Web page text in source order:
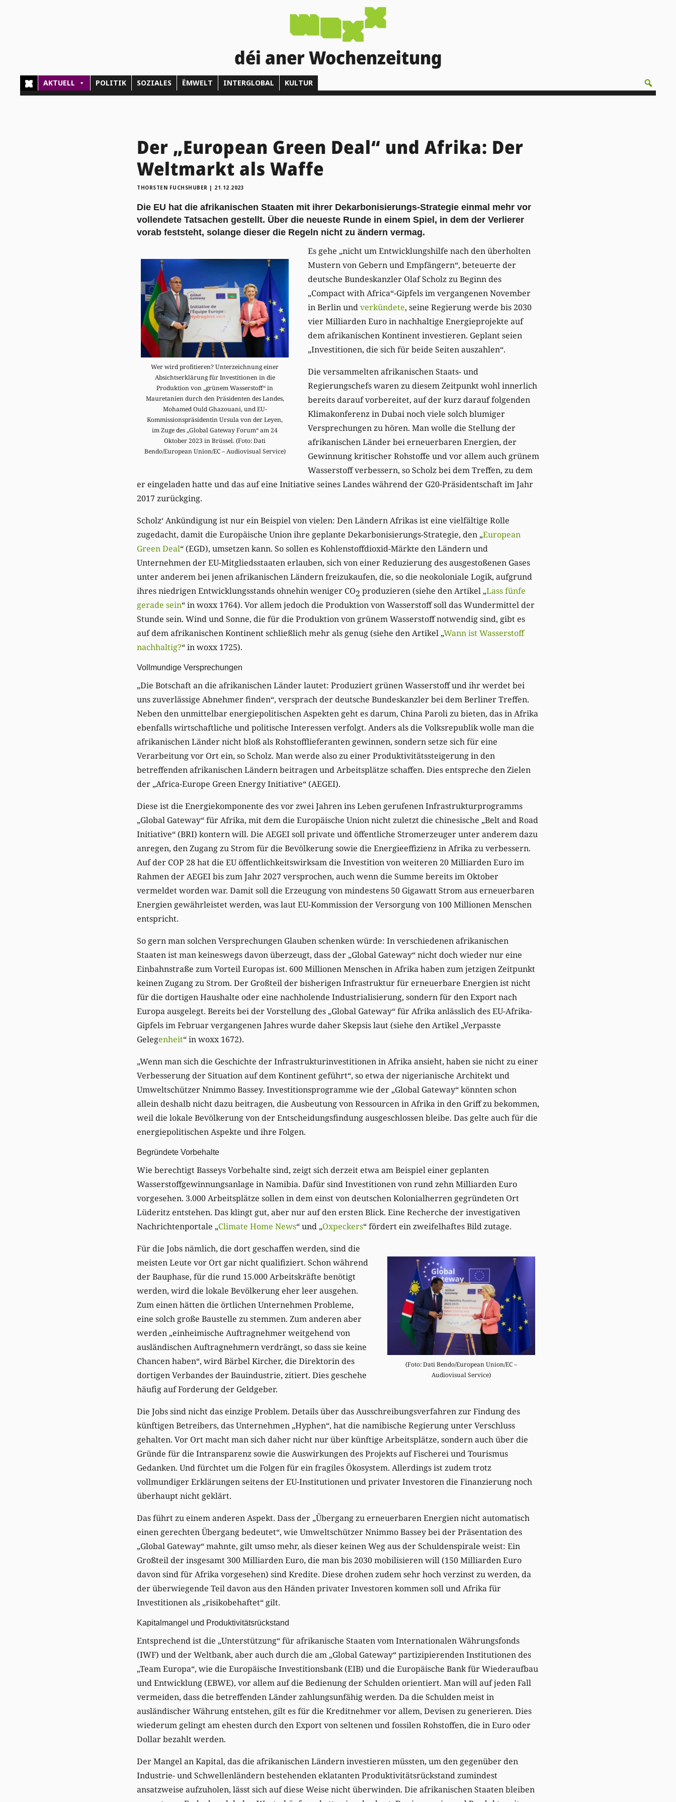
déi aner Wochenzeitung
AKTUELL POLITIK SOZIALES ËMWELT INTERGLOBAL KULTUR
Der „European Green Deal“ und Afrika: Der
Weltmarkt als Waffe
THORSTEN FUCHSHUBER | 21.12.2023
Die EU hat die afrikanischen Staaten mit ihrer Dekarbonisierungs-Strategie einmal mehr vor
vollendete Tatsachen gestellt. Über die neueste Runde in einem Spiel, in dem der Verlierer
vorab feststeht, solange dieser die Regeln nicht zu ändern vermag.
Wer wird profitieren? Unterzeichnung einer
Absichtserklärung für Investitionen in die
Produktion von „grünem Wasserstoff“ in
Mauretanien durch den Präsidenten des Landes,
Mohamed Ould Ghazouani, und EU-
Kommissionspräsidentin Ursula von der Leyen,
im Zuge des „Global Gateway Forum“ am 24
Oktober 2023 in Brüssel. (Foto: Dati
Bendo/European Union/EC – Audiovisual Service)
Es gehe „nicht um Entwicklungshilfe nach den überholten
Mustern von Gebern und Empfängern“, beteuerte der
deutsche Bundeskanzler Olaf Scholz zu Beginn des
„Compact with Africa“-Gipfels im vergangenen November
in Berlin undverkündete, seine Regierung werde bis 2030
vier Milliarden Euro in nachhaltige Energieprojekte auf
dem afrikanischen Kontinent investieren. Geplant seien
„Investitionen, die sich für beide Seiten auszahlen“.
Die versammelten afrikanischen Staats- und
Regierungschefs waren zu diesem Zeitpunkt wohl innerlich
bereits darauf vorbereitet, auf der kurz darauf folgenden
Klimakonferenz in Dubai noch viele solch blumiger
Versprechungen zu hören. Man wolle die Stellung der
afrikanischen Länder bei erneuerbaren Energien, der
Gewinnung kritischer Rohstoffe und vor allem auch grünem
Wasserstoff verbessern, so Scholz bei dem Treffen, zu dem
er eingeladen hatte und das auf eine Initiative seines Landes während der G20-Präsidentschaft im Jahr
2017 zurückging.
Scholz‘ Ankündigung ist nur ein Beispiel von vielen: Den Ländern Afrikas ist eine vielfältige Rolle
zugedacht, damit die Europäische Union ihre geplante Dekarbonisierungs-Strategie, den „European
Green Deal“ (EGD), umsetzen kann. So sollen es Kohlenstoffdioxid-Märkte den Ländern und
Unternehmen der EU-Mitgliedsstaaten erlauben, sich von einer Reduzierung des ausgestoßenen Gases
unter anderem bei jenen afrikanischen Ländern freizukaufen, die, so die neokoloniale Logik, aufgrund
ihres niedrigen Entwicklungsstands ohnehin weniger CO2 produzieren (siehe den Artikel „Lass fünfe
gerade sein“ in woxx 1764). Vor allem jedoch die Produktion von Wasserstoff soll das Wundermittel der
Stunde sein. Wind und Sonne, die für die Produktion von grünem Wasserstoff notwendig sind, gibt es
auf dem afrikanischen Kontinent schließlich mehr als genug (siehe den Artikel „Wann ist Wasserstoff
nachhaltig?“ in woxx 1725).
Vollmundige Versprechungen
„Die Botschaft an die afrikanischen Länder lautet: Produziert grünen Wasserstoff und ihr werdet bei
uns zuverlässige Abnehmer finden“, versprach der deutsche Bundeskanzler bei dem Berliner Treffen.
Neben den unmittelbar energiepolitischen Aspekten geht es darum, China Paroli zu bieten, das in Afrika
ebenfalls wirtschaftliche und politische Interessen verfolgt. Anders als die Volksrepublik wolle man die
afrikanischen Länder nicht bloß als Rohstofflieferanten gewinnen, sondern setze sich für eine
Verarbeitung vor Ort ein, so Scholz. Man werde also zu einer Produktivitätssteigerung in den
betreffenden afrikanischen Ländern beitragen und Arbeitsplätze schaffen. Dies entspreche den Zielen
der „Africa-Europe Green Energy Initiative“ (AEGEI).
Diese ist die Energiekomponente des vor zwei Jahren ins Leben gerufenen Infrastrukturprogramms
„Global Gateway“ für Afrika, mit dem die Europäische Union nicht zuletzt die chinesische „Belt and Road
Initiative“ (BRI) kontern will. Die AEGEI soll private und öffentliche Stromerzeuger unter anderem dazu
anregen, den Zugang zu Strom für die Bevölkerung sowie die Energieeffizienz in Afrika zu verbessern.
Auf der COP 28 hat die EU öffentlichkeitswirksam die Investition von weiteren 20 Milliarden Euro im
Rahmen der AEGEI bis zum Jahr 2027 versprochen, auch wenn die Summe bereits im Oktober
vermeldet worden war. Damit soll die Erzeugung von mindestens 50 Gigawatt Strom aus erneuerbaren
Energien gewährleistet werden, was laut EU-Kommission der Versorgung von 100 Millionen Menschen
entspricht.
So gern man solchen Versprechungen Glauben schenken würde: In verschiedenen afrikanischen
Staaten ist man keineswegs davon überzeugt, dass der „Global Gateway“ nicht doch wieder nur eine
Einbahnstraße zum Vorteil Europas ist. 600 Millionen Menschen in Afrika haben zum jetzigen Zeitpunkt
keinen Zugang zu Strom. Der Großteil der bisherigen Infrastruktur für erneuerbare Energien ist nicht
für die dortigen Haushalte oder eine nachholende Industrialisierung, sondern für den Export nach
Europa ausgelegt. Bereits bei der Vorstellung des „Global Gateway“ für Afrika anlässlich des EU-Afrika-
Gipfels im Februar vergangenen Jahres wurde daher Skepsis laut (siehe den Artikel „Verpasste
Gelegenheit“ in woxx 1672).
„Wenn man sich die Geschichte der Infrastrukturinvestitionen in Afrika ansieht, haben sie nicht zu einer
Verbesserung der Situation auf dem Kontinent geführt“, so etwa der nigerianische Architekt und
Umweltschützer Nnimmo Bassey. Investitionsprogramme wie der „Global Gateway“ könnten schon
allein deshalb nicht dazu beitragen, die Ausbeutung von Ressourcen in Afrika in den Griff zu bekommen,
weil die lokale Bevölkerung von der Entscheidungsfindung ausgeschlossen bleibe. Das gelte auch für die
energiepolitischen Aspekte und ihre Folgen.
Begründete Vorbehalte
Wie berechtigt Basseys Vorbehalte sind, zeigt sich derzeit etwa am Beispiel einer geplanten
Wasserstoffgewinnungsanlage in Namibia. Dafür sind Investitionen von rund zehn Milliarden Euro
vorgesehen. 3.000 Arbeitsplätze sollen in dem einst von deutschen Kolonialherren gegründeten Ort
Lüderitz entstehen. Das klingt gut, aber nur auf den ersten Blick. Eine Recherche der investigativen
Nachrichtenportale „Climate Home News“ und „Oxpeckers“ fördert ein zweifelhaftes Bild zutage.
(Foto: Dati Bendo/European Union/EC –
Audiovisual Service)
Für die Jobs nämlich, die dort geschaffen werden, sind die
meisten Leute vor Ort gar nicht qualifiziert. Schon während
der Bauphase, für die rund 15.000 Arbeitskräfte benötigt
werden, wird die lokale Bevölkerung eher leer ausgehen.
Zum einen hätten die örtlichen Unternehmen Probleme,
eine solch große Baustelle zu stemmen. Zum anderen aber
werden „einheimische Auftragnehmer weitgehend von
ausländischen Auftragnehmern verdrängt, so dass sie keine
Chancen haben“, wird Bärbel Kircher, die Direktorin des
dortigen Verbandes der Bauindustrie, zitiert. Dies geschehe
häufig auf Forderung der Geldgeber.
Die Jobs sind nicht das einzige Problem. Details über das Ausschreibungsverfahren zur Findung des
künftigen Betreibers, das Unternehmen „Hyphen“, hat die namibische Regierung unter Verschluss
gehalten. Vor Ort macht man sich daher nicht nur über künftige Arbeitsplätze, sondern auch über die
Gründe für die Intransparenz sowie die Auswirkungen des Projekts auf Fischerei und Tourismus
Gedanken. Und fürchtet um die Folgen für ein fragiles Ökosystem. Allerdings ist zudem trotz
vollmundiger Erklärungen seitens der EU-Institutionen und privater Investoren die Finanzierung noch
überhaupt nicht geklärt.
Das führt zu einem anderen Aspekt. Dass der „Übergang zu erneuerbaren Energien nicht automatisch
einen gerechten Übergang bedeutet“, wie Umweltschützer Nnimmo Bassey bei der Präsentation des
„Global Gateway“ mahnte, gilt umso mehr, als dieser keinen Weg aus der Schuldenspirale weist: Ein
Großteil der insgesamt 300 Milliarden Euro, die man bis 2030 mobilisieren will (150 Milliarden Euro
davon sind für Afrika vorgesehen) sind Kredite. Diese drohen zudem sehr hoch verzinst zu werden, da
der überwiegende Teil davon aus den Händen privater Investoren kommen soll und Afrika für
Investitionen als „risikobehaftet“ gilt.
Kapitalmangel und Produktivitätsrückstand
Entsprechend ist die „Unterstützung“ für afrikanische Staaten vom Internationalen Währungsfonds
(IWF) und der Weltbank, aber auch durch die am „Global Gateway“ partizipierenden Institutionen des
„Team Europa“, wie die Europäische Investitionsbank (EIB) und die Europäische Bank für Wiederaufbau
und Entwicklung (EBWE), vor allem auf die Bedienung der Schulden orientiert. Man will auf jeden Fall
vermeiden, dass die betreffenden Länder zahlungsunfähig werden. Da die Schulden meist in
ausländischer Währung entstehen, gilt es für die Kreditnehmer vor allem, Devisen zu generieren. Dies
wiederum gelingt am ehesten durch den Export von seltenen und fossilen Rohstoffen, die in Euro oder
Dollar bezahlt werden.
Der Mangel an Kapital, das die afrikanischen Ländern investieren müssten, um den gegenüber den
Industrie- und Schwellenländern bestehenden eklatanten Produktivitätsrückstand zumindest
ansatzweise aufzuholen, lässt sich auf diese Weise nicht überwinden. Die afrikanischen Staaten bleiben